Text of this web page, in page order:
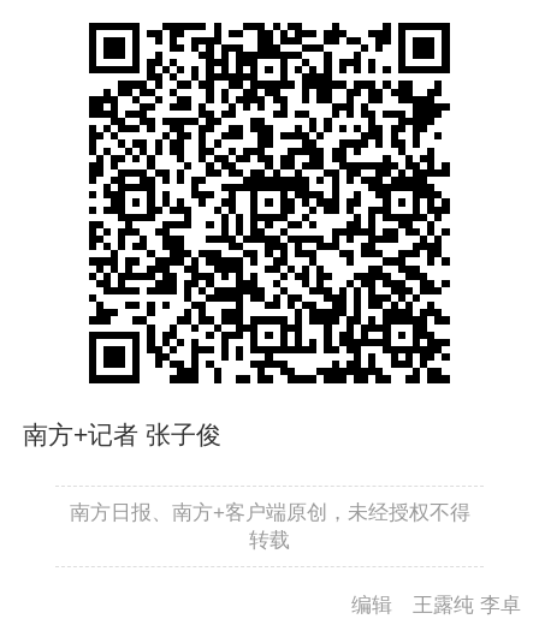
南方+记者 张子俊
南方日报、南方+客户端原创，未经授权不得
转载
编辑 王露纯 李卓